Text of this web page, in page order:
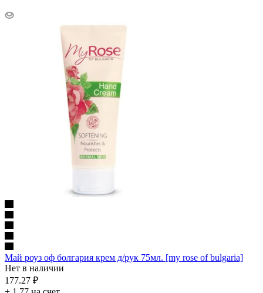
Май роуз оф болгария крем д/рук 75мл. [my rose of bulgaria]
Нет в наличии
177.27 ₽